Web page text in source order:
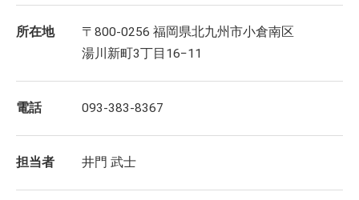
所在地
〒800-0256 福岡県北九州市小倉南区
湯川新町3丁目16−11
電話 093-383-8367
担当者 井門 武士